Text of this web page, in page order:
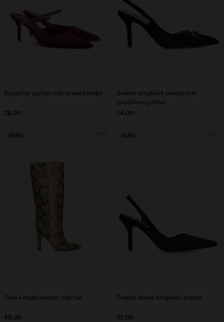
Burgundy pumps met strass bandje
28.00
Zwarte slingback pumps met
goudkleurig detail
24.00
Snake hoge laarzen met hak
48.00
- 60%
Zwarte strass slingback pumps
32.00
- 60%